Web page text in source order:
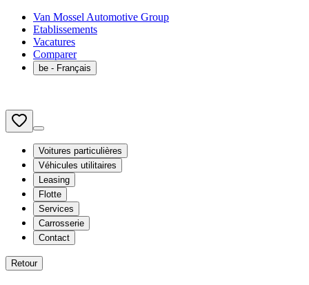
Van Mossel Automotive Group
Etablissements
Vacatures
Comparer
be - Français
Voitures particulières
Véhicules utilitaires
Leasing
Flotte
Services
Carrosserie
Contact
Retour